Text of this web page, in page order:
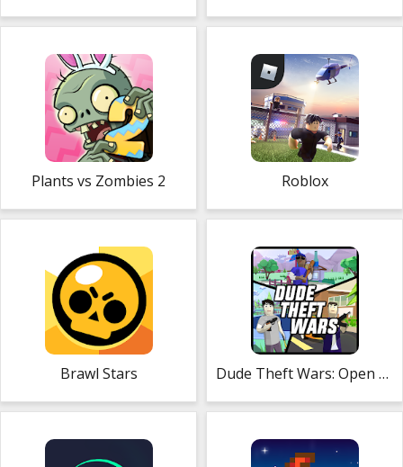
Plants vs Zombies 2 Roblox
Brawl Stars Dude Theft Wars: Open World Sandbox Simulator